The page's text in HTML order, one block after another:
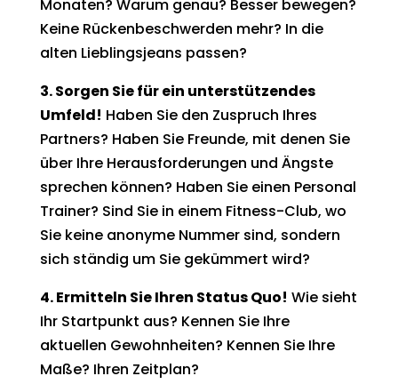
Monaten? Warum genau? Besser bewegen?
Keine Rückenbeschwerden mehr? In die
alten Lieblingsjeans passen?
3. Sorgen Sie für ein unterstützendes
Umfeld! Haben Sie den Zuspruch Ihres
Partners? Haben Sie Freunde, mit denen Sie
über Ihre Herausforderungen und Ängste
sprechen können? Haben Sie einen Personal
Trainer? Sind Sie in einem Fitness-Club, wo
Sie keine anonyme Nummer sind, sondern
sich ständig um Sie gekümmert wird?
4. Ermitteln Sie Ihren Status Quo! Wie sieht
Ihr Startpunkt aus? Kennen Sie Ihre
aktuellen Gewohnheiten? Kennen Sie Ihre
Maße? Ihren Zeitplan?